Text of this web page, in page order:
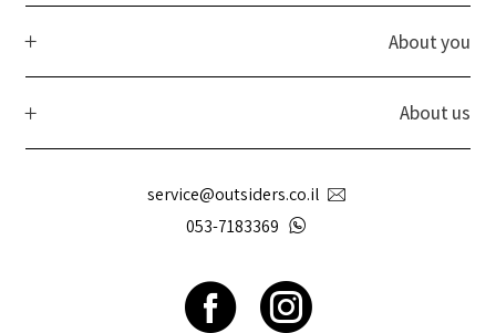
About you
About us
service@outsiders.co.il
053-7183369